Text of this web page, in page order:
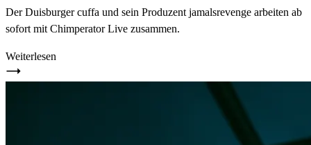
Der Duisburger cuffa und sein Produzent jamalsrevenge arbeiten ab
sofort mit Chimperator Live zusammen.
Weiterlesen